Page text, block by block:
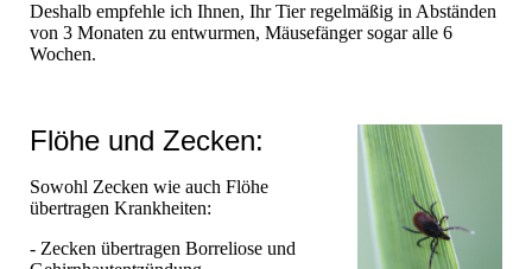
Deshalb empfehle ich Ihnen, Ihr Tier regelmäßig in Abständen
von 3 Monaten zu entwurmen, Mäusefänger sogar alle 6
Wochen.
Flöhe und Zecken:
Sowohl Zecken wie auch Flöhe
übertragen Krankheiten:
- Zecken übertragen Borreliose und